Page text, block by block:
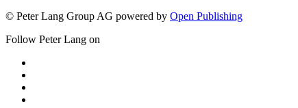
© Peter Lang Group AG powered by Open Publishing
Follow Peter Lang on